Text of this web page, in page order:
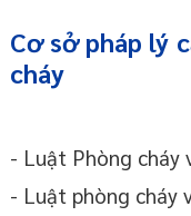
Cơ sở pháp lý
cháy
- Luật Phòng cháy
- Luật phòng cháy